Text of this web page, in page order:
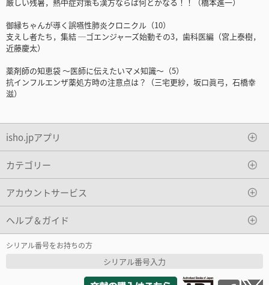
御縁ちゃんが導く誤嚥性肺炎クロニクル（10）
支えし者たち，集結 ─ゴエンジャーズ始動その3，歯科医編（宮上泰樹，
近藤慶太）
薬剤師の知恵袋 〜医師に伝えたいマメ知識〜（5）
抗インフルエンザ薬処方時の注意点は？（三宅更紗，坂口眞弓，石橋幸
滋）
isho.jpアプリ
カテゴリー
アカウントサービス
ヘルプ＆ガイド
シリアル番号をお持ちの方
シリアル番号入力